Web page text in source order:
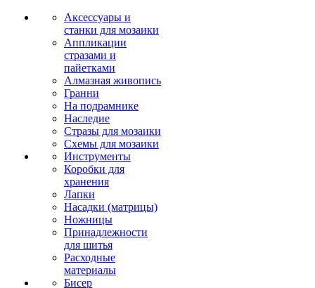
Аксессуары и
станки для мозаики
Аппликации
стразами и
пайетками
Алмазная живопись
Гранни
На подрамнике
Наследие
Стразы для мозаики
Схемы для мозаики
Инструменты
Коробки для
хранения
Лапки
Насадки (матрицы)
Ножницы
Принадлежности
для шитья
Расходные
материалы
Бисер